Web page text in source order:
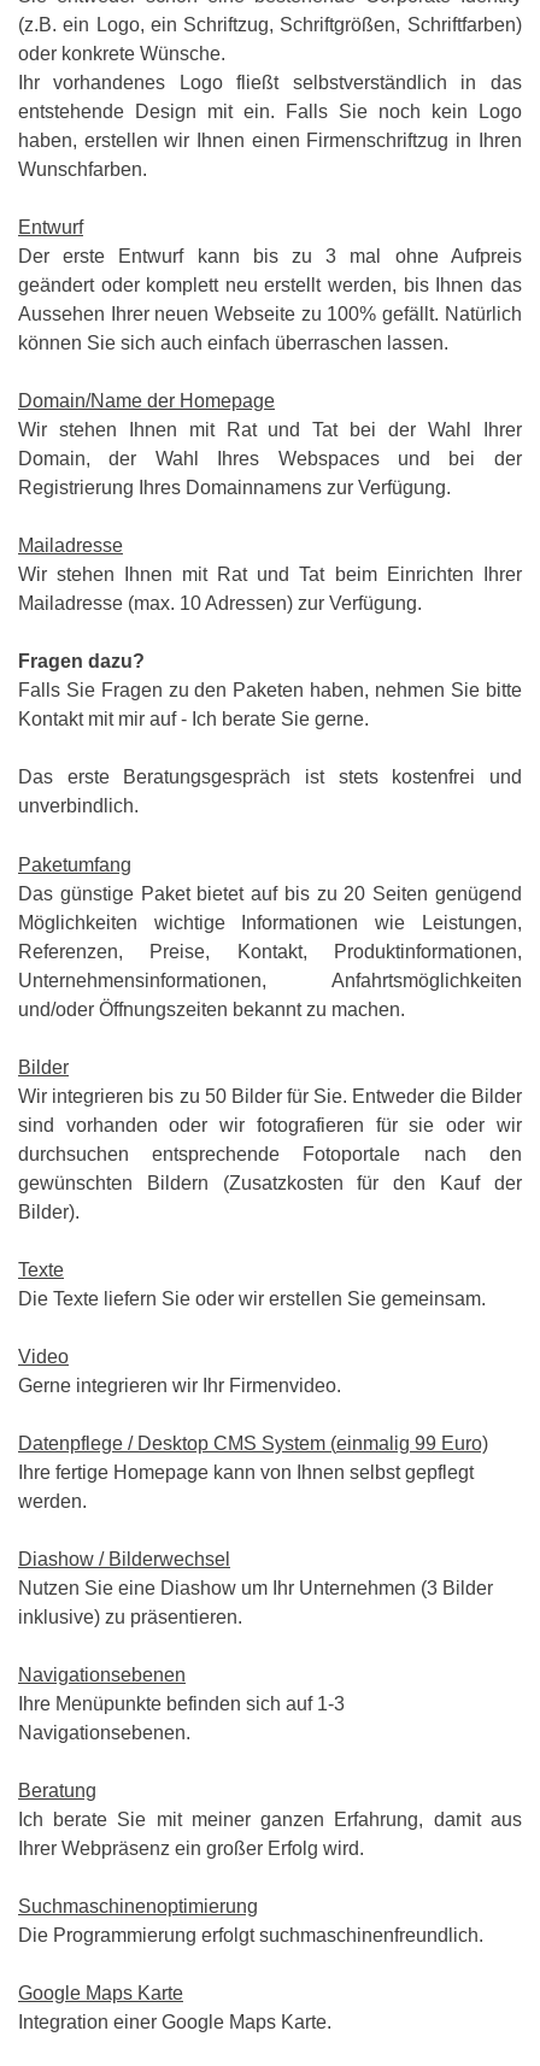
(z.B. ein Logo, ein Schriftzug, Schriftgrößen, Schriftfarben)
oder konkrete Wünsche.
Ihr vorhandenes Logo fließt selbstverständlich in das
entstehende Design mit ein. Falls Sie noch kein Logo
haben, erstellen wir Ihnen einen Firmenschriftzug in Ihren
Wunschfarben.
Entwurf
Der erste Entwurf kann bis zu 3 mal ohne Aufpreis
geändert oder komplett neu erstellt werden, bis Ihnen das
Aussehen Ihrer neuen Webseite zu 100% gefällt. Natürlich
können Sie sich auch einfach überraschen lassen.
Domain/Name der Homepage
Wir stehen Ihnen mit Rat und Tat bei der Wahl Ihrer
Domain, der Wahl Ihres Webspaces und bei der
Registrierung Ihres Domainnamens zur Verfügung.
Mailadresse
Wir stehen Ihnen mit Rat und Tat beim Einrichten Ihrer
Mailadresse (max. 10 Adressen) zur Verfügung.
Fragen dazu?
Falls Sie Fragen zu den Paketen haben, nehmen Sie bitte
Kontakt mit mir auf - Ich berate Sie gerne.
Das erste Beratungsgespräch ist stets kostenfrei und
unverbindlich.
Paketumfang
Das günstige Paket bietet auf bis zu 20 Seiten genügend
Möglichkeiten wichtige Informationen wie Leistungen,
Referenzen, Preise, Kontakt,
Produktinformationen,
Unternehmensinformationen, Anfahrtsmöglichkeiten
und/oder Öffnungszeiten bekannt zu machen.
Bilder
Wir integrieren bis zu 50 Bilder für Sie. Entweder die Bilder
sind vorhanden oder wir fotografieren für sie oder wir
durchsuchen entsprechende Fotoportale nach den
gewünschten Bildern (Zusatzkosten für den Kauf der
Bilder).
Texte
Die Texte liefern Sie oder wir erstellen Sie gemeinsam.
Video
Gerne integrieren wir Ihr Firmenvideo.
Datenpflege / Desktop CMS System (einmalig 99 Euro)
Ihre fertige Homepage kann von Ihnen selbst gepflegt
werden.
Diashow / Bilderwechsel
Nutzen Sie eine Diashow um Ihr Unternehmen (3 Bilder
inklusive) zu präsentieren.
Navigationsebenen
Ihre Menüpunkte befinden sich auf 1-3
Navigationsebenen.
Beratung
Ich berate Sie mit meiner ganzen Erfahrung, damit aus
Ihrer Webpräsenz ein großer Erfolg wird.
Suchmaschinenoptimierung
Die Programmierung erfolgt suchmaschinenfreundlich.
Google Maps Karte
Integration einer Google Maps Karte.